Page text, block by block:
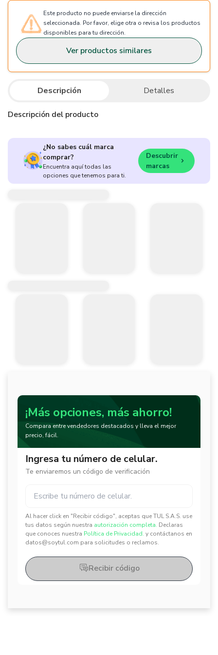
Este producto no puede enviarse la dirección
seleccionada. Por favor, elige otra o revisa los productos
disponibles para tu dirección.
Ver productos similares
Descripción Detalles
Descripción del producto
¿No sabes cuál marca
comprar?
Encuentra aquí todas las
opciones que tenemos para ti.
Descubrir
marcas
¡Más opciones, más ahorro!
Compara entre vendedores destacados y lleva el mejor
precio, fácil.
Ingresa tu número de celular.
Te enviaremos un código de verificación
Al hacer click en "Recibir código", aceptas que TUL S.A.S. use
tus datos según nuestra autorización completa. Declaras
que conoces nuestra Política de Privacidad. y contáctanos en
datos@soytul.com para solicitudes o reclamos.
✕
✕
Recibir código